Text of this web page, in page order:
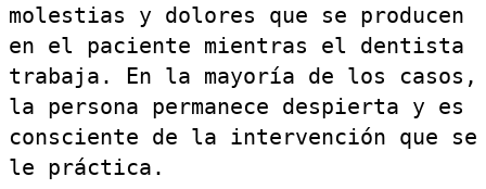
molestias y dolores que se producen
en el paciente mientras el dentista
trabaja. En la mayoría de los casos,
la persona permanece despierta y es
consciente de la intervención que se
le práctica.